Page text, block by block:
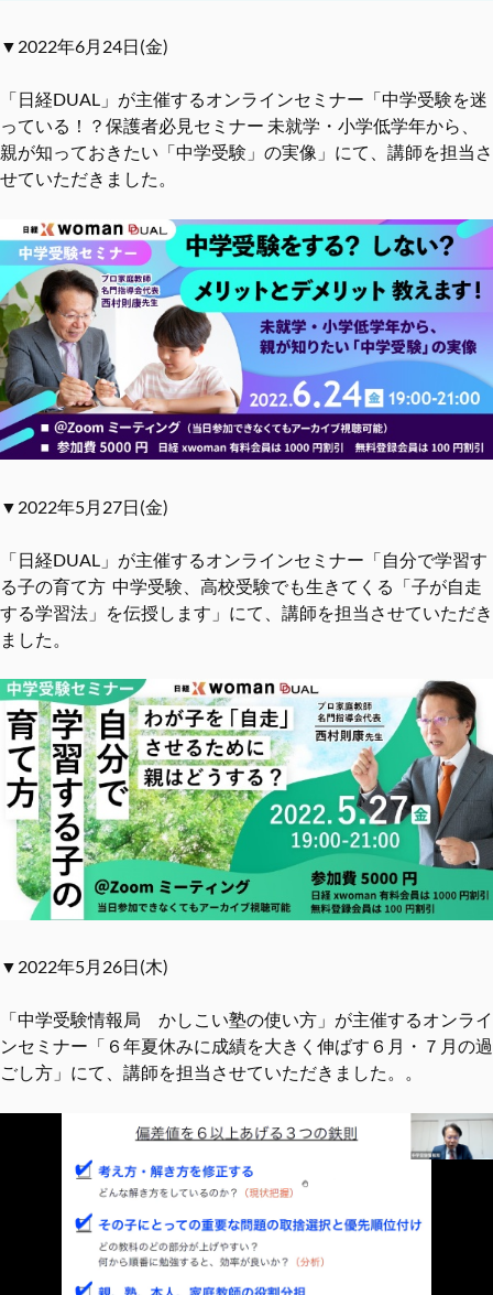
▼2022年6月24日(金)
「日経DUAL」が主催するオンラインセミナー「中学受験を迷
っている！？保護者必見セミナー 未就学・小学低学年から、
親が知っておきたい「中学受験」の実像」にて、講師を担当さ
せていただきました。
▼2022年5月27日(金)
「日経DUAL」が主催するオンラインセミナー「自分で学習す
る子の育て方 中学受験、高校受験でも生きてくる「子が自走
する学習法」を伝授します」にて、講師を担当させていただき
ました。
▼2022年5月26日(木)
「中学受験情報局 かしこい塾の使い方」が主催するオンライ
ンセミナー「６年夏休みに成績を大きく伸ばす６月・７月の過
ごし方」にて、講師を担当させていただきました。。